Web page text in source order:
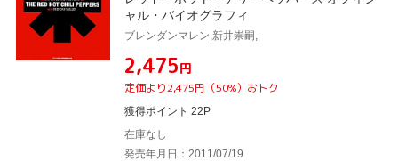
ャル・バイオグラフィ
ブレンダンマレン,新井崇嗣,
¥2,475円
定価より2,475円（50%）おトク
獲得ポイント 22P
在庫なし
発売年月日：2011/07/19